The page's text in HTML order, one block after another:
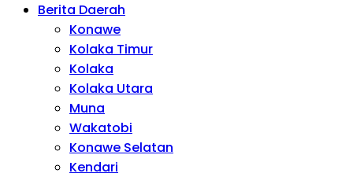
Berita Daerah
Konawe
Kolaka Timur
Kolaka
Kolaka Utara
Muna
Wakatobi
Konawe Selatan
Kendari